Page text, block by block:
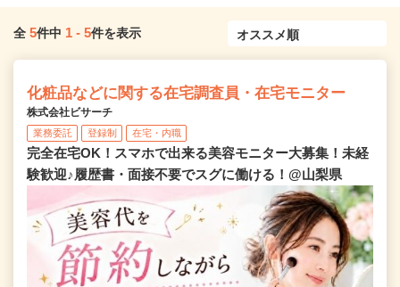
全 5件中 1 - 5件を表示
化粧品などに関する在宅調査員・在宅モニター
株式会社ビサーチ
業務委託 登録制 在宅・内職
完全在宅OK！スマホで出来る美容モニター大募集！未経
験歓迎♪履歴書・面接不要でスグに働ける！@山梨県